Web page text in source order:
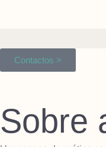
Contactos >
Sobre